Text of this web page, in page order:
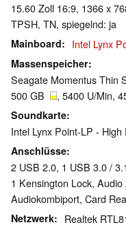
15.60 Zoll 16:9, 1366 x
TPSH, TN, spiegelnd: ja
Mainboard Intel Lynx
Massenspeicher
Seagate Momentus Thin
500 GB
, 5400 U/Min,
Soundkarte
Intel Lynx Point-LP -
Anschlüsse
2 USB 2.0, 1 USB 3.0 /
1 Kensington Lock, Audio
Audiokombiport, Card
Netzwerk
Realtek